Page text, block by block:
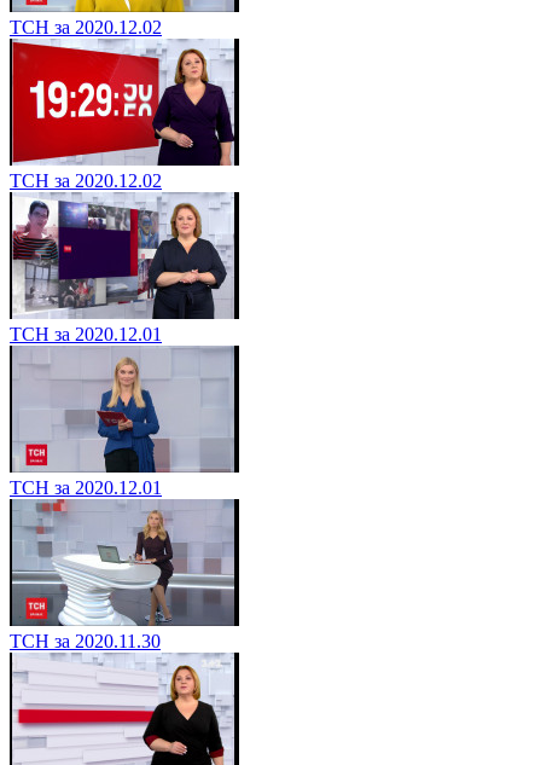
ТСН за 2020.12.02
ТСН за 2020.12.02
ТСН за 2020.12.01
ТСН за 2020.12.01
ТСН за 2020.11.30